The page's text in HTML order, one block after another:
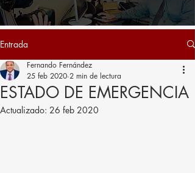
Entrada
ESTADO DE EMERGENCIA
Fernando Fernández
25 feb 2020 2 min de lectura
Actualizado: 26 feb 2020